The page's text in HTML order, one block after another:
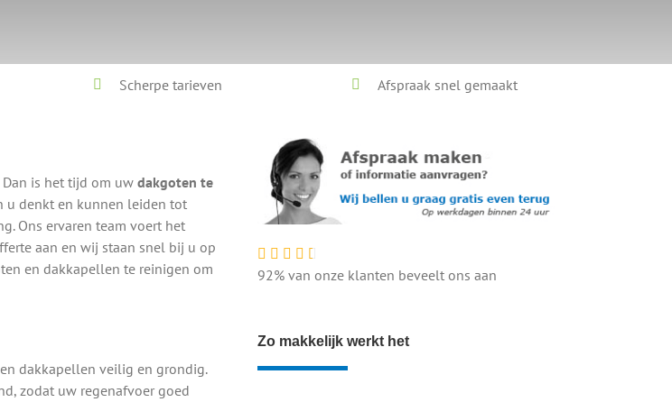
Scherpe tarieven Afspraak snel gemaakt
is het tijd om uw dakgoten te
u denkt en kunnen leiden tot
Ons ervaren team voert het
aan en wij staan snel bij u op
en dakkapellen te reinigen om
dakkapellen veilig en grondig.
zodat uw regenafvoer goed
92% van onze klanten beveelt ons aan
Zo makkelijk werkt het